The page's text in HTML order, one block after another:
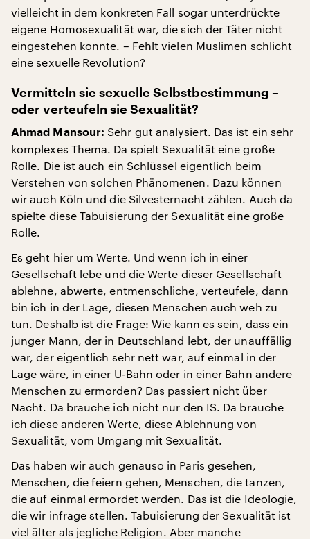
vielleicht in dem konkreten Fall sogar unterdrückte
eigene Homosexualität war, die sich der Täter nicht
eingestehen konnte. – Fehlt vielen Muslimen schlicht
eine sexuelle Revolution?
Vermitteln sie sexuelle Selbstbestimmung –
oder verteufeln sie Sexualität?
Ahmad Mansour: Sehr gut analysiert. Das ist ein sehr
komplexes Thema. Da spielt Sexualität eine große
Rolle. Die ist auch ein Schlüssel eigentlich beim
Verstehen von solchen Phänomenen. Dazu können
wir auch Köln und die Silvesternacht zählen. Auch da
spielte diese Tabuisierung der Sexualität eine große
Rolle.
Es geht hier um Werte. Und wenn ich in einer
Gesellschaft lebe und die Werte dieser Gesellschaft
ablehne, abwerte, entmenschliche, verteufele, dann
bin ich in der Lage, diesen Menschen auch weh zu
tun. Deshalb ist die Frage: Wie kann es sein, dass ein
junger Mann, der in Deutschland lebt, der unauffällig
war, der eigentlich sehr nett war, auf einmal in der
Lage wäre, in einer U-Bahn oder in einer Bahn andere
Menschen zu ermorden? Das passiert nicht über
Nacht. Da brauche ich nicht nur den IS. Da brauche
ich diese anderen Werte, diese Ablehnung von
Sexualität, vom Umgang mit Sexualität.
Das haben wir auch genauso in Paris gesehen,
Menschen, die feiern gehen, Menschen, die tanzen,
die auf einmal ermordet werden. Das ist die Ideologie,
die wir infrage stellen. Tabuisierung der Sexualität ist
viel älter als jegliche Religion. Aber manche